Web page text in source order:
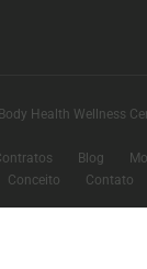
Health Wellness
Blog
Conceito
Contato